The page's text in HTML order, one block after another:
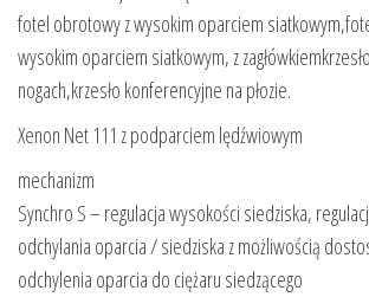
fotel obrotowy z wysokim oparciem
wysokim oparciem siatkowym, z
nogach,krzesło konferencyjne na płozie.
Xenon Net 111 z podparciem lędźwiowym
mechanizm
Synchro S – regulacja wysokości siedziska,
odchylania oparcia / siedziska z możliwością
odchylenia oparcia do ciężaru siedzącego